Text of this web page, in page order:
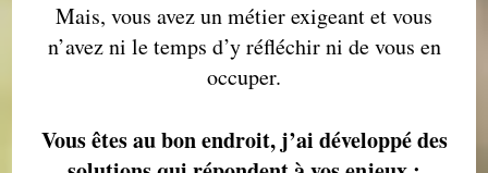
Mais, vous avez un métier exigeant et vous
n’avez ni le temps d’y réfléchir ni de vous en
occuper.
Vous êtes au bon endroit, j’ai développé des